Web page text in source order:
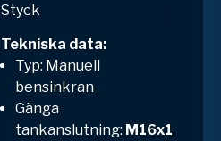
Styck
Tekniska data:
Typ: Manuell
bensinkran
Gänga
tankanslutning: M16x1